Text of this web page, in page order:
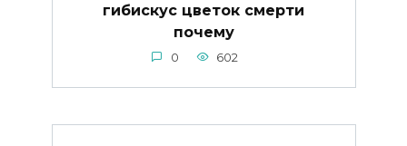
гибискус цветок смерти
почему
0 602